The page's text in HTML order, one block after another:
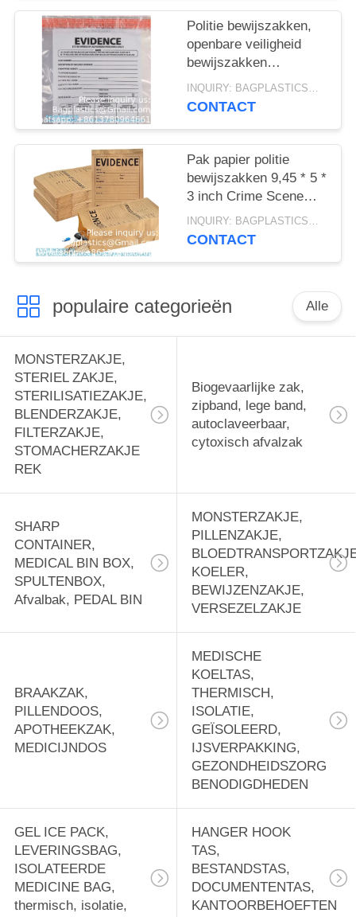
Politie bewijszakken,
openbare veiligheid
bewijszakken
beveiligingszakken,
plaats delict
INQUIRY: BAGPLASTICS@GMAIL.COM MOQ:WhatsApp: +8613780964661
CONTACT
Pak papier politie
bewijszakken 9,45 * 5 *
3 inch Crime Scene
papier bewijszak voor
bonnetjes
INQUIRY: BAGPLASTICS@GMAIL.COM MOQ:WhatsApp: +8613780964661
CONTACT
populaire categorieën Alle
MONSTERZAKJE,
STERIEL ZAKJE,
STERILISATIEZAKJE,
BLENDERZAKJE,
FILTERZAKJE,
STOMACHERZAKJE
REK
Biogevaarlijke zak,
zipband, lege band,
autoclaveerbaar,
cytoxisch afvalzak
SHARP
CONTAINER,
MEDICAL BIN BOX,
SPULTENBOX,
Afvalbak, PEDAL BIN
MONSTERZAKJE,
PILLENZAKJE,
KOELER,
BEWIJZENZAKJE,
VERSEZELZAKJE
BRAAKZAK,
PILLENDOOS,
APOTHEEKZAK,
MEDICIJNDOS
MEDISCHE
KOELTAS,
THERMISCH,
ISOLATIE,
GEÏSOLEERD,
IJSVERPAKKING,
GEZONDHEIDSZORG
BENODIGDHEDEN
GEL ICE PACK,
LEVERINGSBAG,
ISOLATEERDE
MEDICINE BAG,
thermisch, isolatie,
HANGER HOOK
TAS,
BESTANDSTAS,
DOCUMENTENTAS,
KANTOORBEHOEFTEN